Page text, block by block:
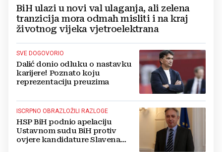
BiH ulazi u novi val ulaganja, ali zelena
tranzicija mora odmah misliti i na kraj
životnog vijeka vjetroelektrana
SVE DOGOVORIO
Dalić donio odluku o nastavku
karijere! Poznato koju
reprezentaciju preuzima
ISCRPNO OBRAZLOŽILI RAZLOGE
HSP BiH podnio apelaciju
Ustavnom sudu BiH protiv
ovjere kandidature Slavena